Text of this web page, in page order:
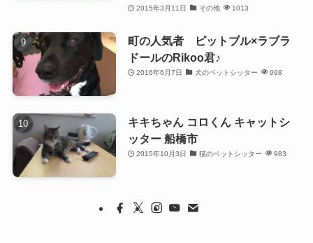
2015年3月11日 その他 1013
町の人気者 ピットブル×ラブラ
ドールのRikoo君♪
2016年6月7日 犬のペットシッター 998
キキちゃん コロくん キャットシ
ッター 船橋市
2015年10月3日 猫のペットシッター 983